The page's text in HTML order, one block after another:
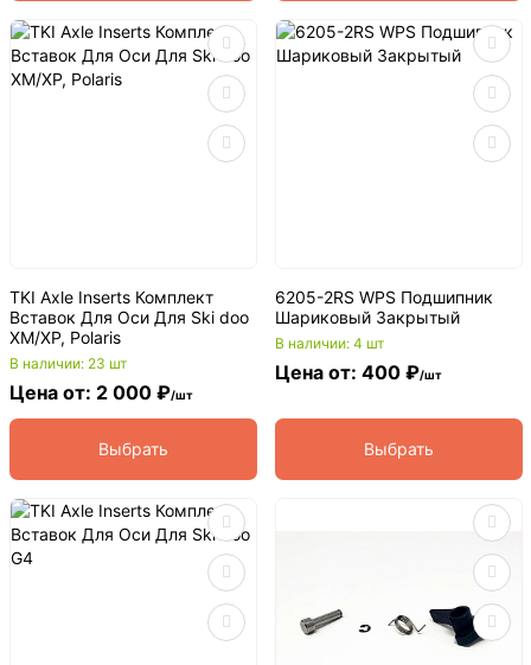
TKI Axle Inserts Комплект
Вставок Для Оси Для Ski doo
XM/XP, Polaris
В наличии: 23 шт
Цена от: 2 000 ₽/шт
Выбрать
6205-2RS WPS Подшипник
Шариковый Закрытый
В наличии: 4 шт
Цена от: 400 ₽/шт
Выбрать